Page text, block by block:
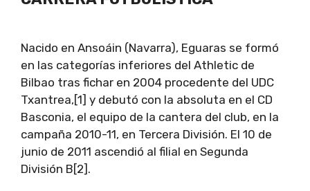
Nacido en Ansoáin (Navarra), Eguaras se formó
en las categorías inferiores del Athletic de
Bilbao tras fichar en 2004 procedente del UDC
Txantrea,[1] y debutó con la absoluta en el CD
Basconia, el equipo de la cantera del club, en la
campaña 2010-11, en Tercera División. El 10 de
junio de 2011 ascendió al filial en Segunda
División B[2].